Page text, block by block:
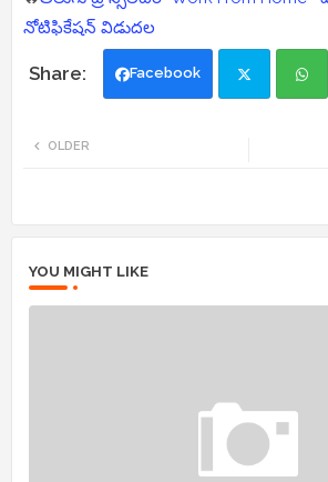
నోటిఫికేషన్ విడుదల
Facebook
OLDER
YOU MIGHT LIKE